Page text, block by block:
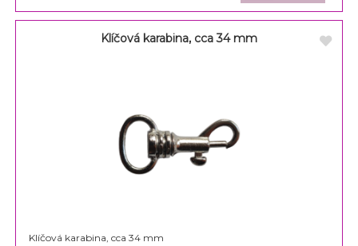
Klíčová karabina, cca 34 mm
Klíčová karabina, cca 34 mm